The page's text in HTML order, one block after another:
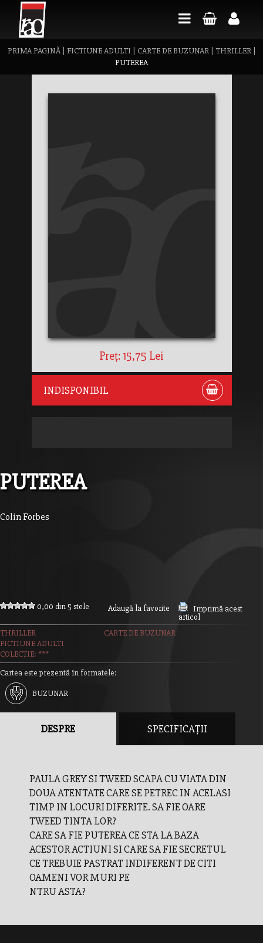
PRIMA PAGINĂ| FICTIUNE ADULTI CARTE DE BUZUNAR| THRILLER|
PUTEREA
Preț: 15,75 Lei
INDISPONIBIL
PUTEREA
Colin Forbes
0,00 din 5 stele Adaugă la favorite
Imprimă acest
articol
THRILLER
CARTE DE BUZUNAR
FICTIUNE ADULTI
COLECȚIE: ***
Cartea este prezentă în formatele:
BUZUNAR
DESPRE SPECIFICAȚII
PAULA GREY SI TWEED SCAPA CU VIATA DIN
DOUA ATENTATE CARE SE PETREC IN ACELASI
TIMP IN LOCURI DIFERITE. SA FIE OARE
TWEED TINTA LOR?
CARE SA FIE PUTEREA CE STA LA BAZA
ACESTOR ACTIUNI SI CARE SA FIE SECRETUL
CE TREBUIE PASTRAT INDIFERENT DE CITI
OAMENI VOR MURI PE
NTRU ASTA?